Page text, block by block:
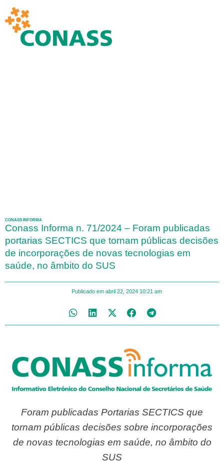
CONASS INFORMA
Conass Informa n. 71/2024 – Foram publicadas
portarias SECTICS que tornam públicas decisões
de incorporações de novas tecnologias em
saúde, no âmbito do SUS
Publicado em abril 22, 2024 10:21 am
Foram publicadas Portarias SECTICS que
tornam públicas decisões sobre incorporações
de novas tecnologias em saúde, no âmbito do
SUS